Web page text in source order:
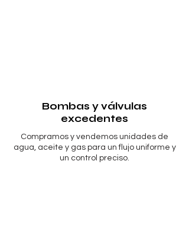
Bombas y válvulas
excedentes
Compramos y vendemos unidades de
agua, aceite y gas para un flujo uniforme y
un control preciso.